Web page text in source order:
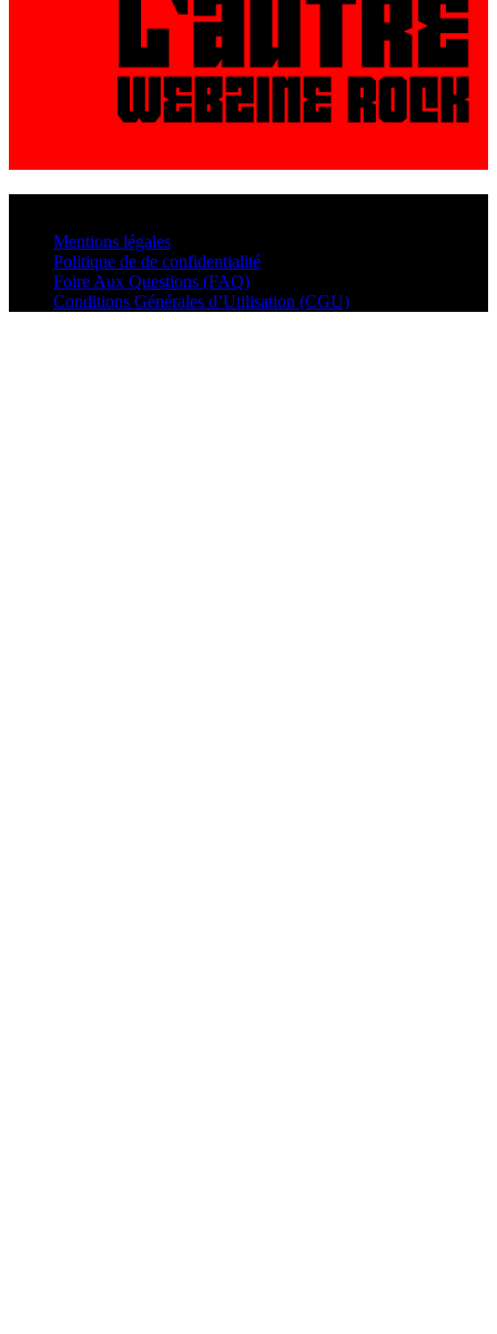
Mentions légales
Politique de de confidentialité
Foire Aux Questions (FAQ)
Conditions Générales d’Utilisation (CGU)